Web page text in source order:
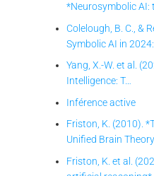
*Neurosymbolic AI:
Colelough, B. C., &
Symbolic AI in 2024:
Yang, X.-W. et al.
Intelligence: T…
Inférence active
Friston, K. (2010).
Unified Brain
Friston, K. et al.